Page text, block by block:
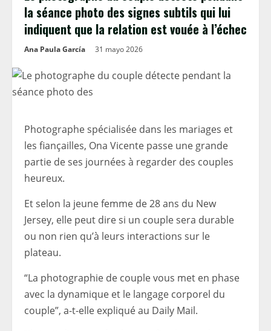
la séance photo des signes subtils qui lui
indiquent que la relation est vouée à l’échec
Ana Paula García 31 mayo 2026
Photographe spécialisée dans les mariages et
les fiançailles, Ona Vicente passe une grande
partie de ses journées à regarder des couples
heureux.
Et selon la jeune femme de 28 ans du New
Jersey, elle peut dire si un couple sera durable
ou non rien qu’à leurs interactions sur le
plateau.
“La photographie de couple vous met en phase
avec la dynamique et le langage corporel du
couple”, a-t-elle expliqué au Daily Mail.